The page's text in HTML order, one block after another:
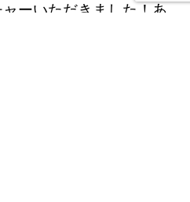
ーいただきました！あ